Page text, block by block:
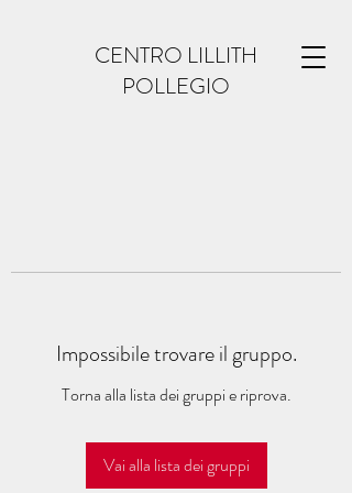
CENTRO LILLITH
POLLEGIO
Impossibile trovare il gruppo.
Torna alla lista dei gruppi e riprova.
Vai alla lista dei gruppi